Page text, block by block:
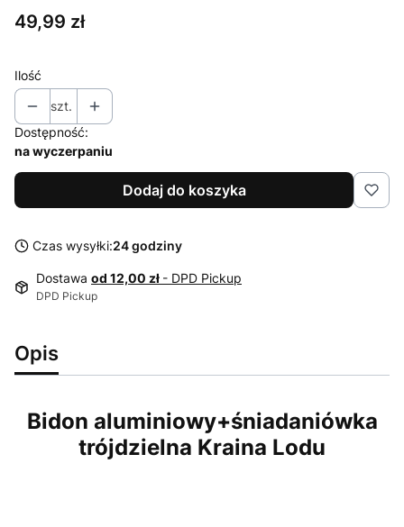
Cena
49,99 zł
Ilość
szt.
Dostępność:
na wyczerpaniu
Dodaj do koszyka
Czas wysyłki:24 godziny
Dostawa od 12,00 zł - DPD Pickup
DPD Pickup
Opis
Bidon aluminiowy+śniadaniówka
trójdzielna Kraina Lodu